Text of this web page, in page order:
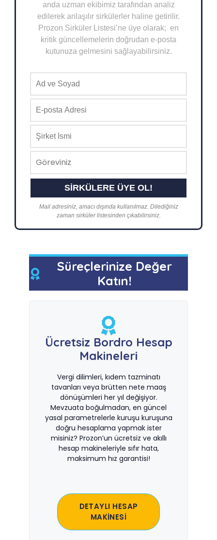
anda uzman ekibimiz tarafından analiz
edilerek anlaşılır sirkülerler haline getirilir.
Prozon Sirküler Listesi’ne üye olarak; en
kritik güncellemelerin doğrudan e-posta
kutunuza gelmesini sağlayabilirsiniz.
Mail adresiniz, amacı dışında kullanılmaz. Dilediğiniz
zaman sirküler listesinden çıkabilirsiniz.
Süreçlerinize Değer
Katın!
Ücretsiz Bordro Hesap
Makineleri
Vergi dilimleri, kıdem tazminatı
tavanları veya brütten nete maaş
dönüşümleri her yıl değişiyor.
Mevzuata boğulmadan, en güncel
yasal parametrelerle kuruşu kuruşuna
doğru hesaplama yapmak ister
misiniz? Prozon’un ücretsiz ve akıllı
hesap makineleriyle sıfır hata,
maksimum hız garantisi!
DETAYLI HESAP
MAKİNESİ